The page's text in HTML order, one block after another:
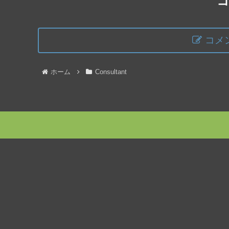
コメ
ホーム Consultant